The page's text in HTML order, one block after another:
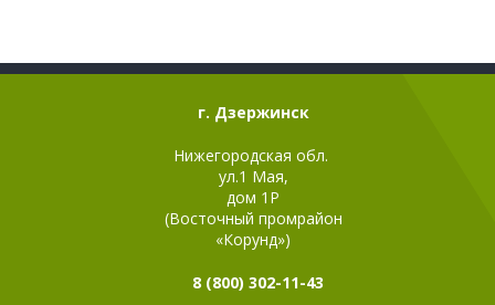
г. Дзержинск
Нижегородская обл.
ул.1 Мая,
дом 1Р
(Восточный промрайон
«Корунд»)
8 (800) 302-11-43